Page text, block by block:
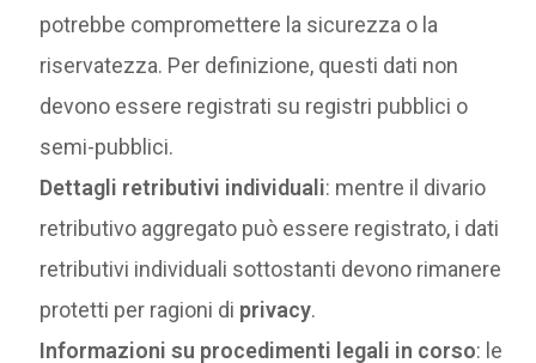
potrebbe compromettere la sicurezza o la
riservatezza. Per definizione, questi dati non
devono essere registrati su registri pubblici o
semi-pubblici.
Dettagli retributivi individuali: mentre il divario
retributivo aggregato può essere registrato, i dati
retributivi individuali sottostanti devono rimanere
protetti per ragioni di privacy.
Informazioni su procedimenti legali in corso: le